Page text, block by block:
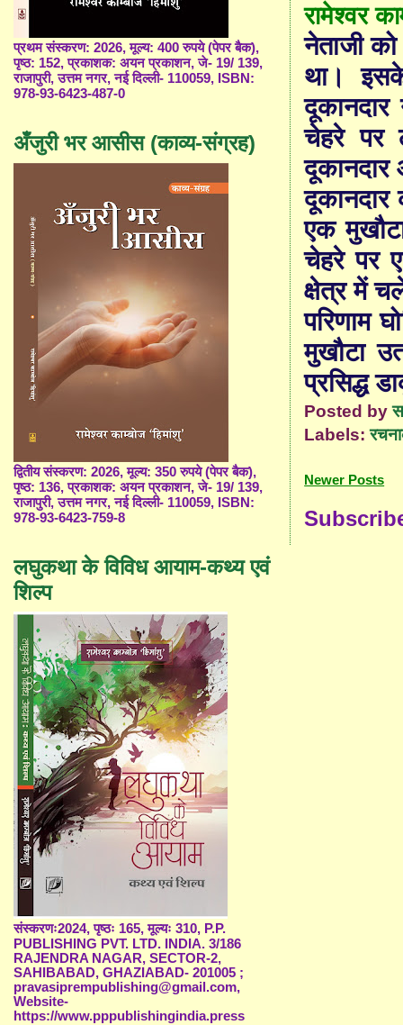
रामेश्वर
नेताजी
था।
चेहरे पर
दूकानदार
एक
चेहरे पर
क्षेत्र में
परिणाम
मुखौटा
प्रसिद्ध
Posted by
Labels:
Newer Posts
प्रथम संस्करण: 2026, मूल्य: 400 रुपये (पेपर बैक),
पृष्ठ: 152, प्रकाशक: अयन प्रकाशन, जे- 19/ 139,
राजापुरी, उत्तम नगर, नई दिल्ली- 110059, ISBN:
978-93-6423-487-0
अँजुरी भर आसीस (काव्य-संग्रह)
द्वितीय संस्करण: 2026, मूल्य: 350 रुपये (पेपर बैक),
पृष्ठ: 136, प्रकाशक: अयन प्रकाशन, जे- 19/ 139,
राजापुरी, उत्तम नगर, नई दिल्ली- 110059, ISBN:
978-93-6423-759-8
लघुकथा के विविध आयाम-कथ्य एवं
शिल्प
संस्करणः2024, पृष्ठः 165, मूल्यः 310, P.P.
PUBLISHING PVT. LTD. INDIA. 3/186
RAJENDRA NAGAR, SECTOR-2,
SAHIBABAD, GHAZIABAD- 201005 ;
pravasiprempublishing@gmail.com,
Website-
https://www.pppublishingindia.press